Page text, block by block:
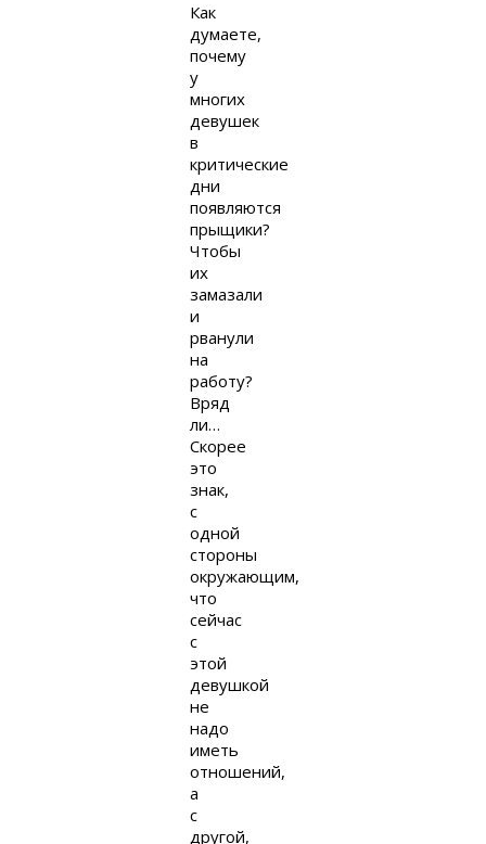
Как
думаете,
почему
у
многих
девушек
в
критические
дни
появляются
прыщики?
Чтобы
их
замазали
и
рванули
на
работу?
Вряд
ли…
Скорее
это
знак,
с
одной
стороны
окружающим,
что
сейчас
с
этой
девушкой
не
надо
иметь
отношений,
а
с
другой,